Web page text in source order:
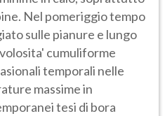
Nel pomeriggio tempo
sulle pianure e lungo
cumuliforme
temporali nelle
massime in
tesi di bora